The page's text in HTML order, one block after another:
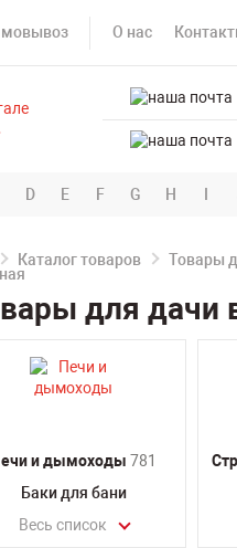
О нас
D E F G H I
Каталог товаров Товары
для дачи
и дымоходы 781
Баки для бани
Весь список